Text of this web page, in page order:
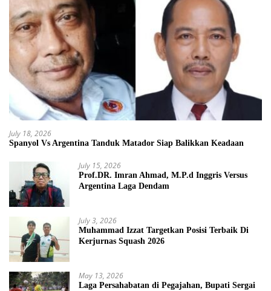
July 18, 2026
Spanyol Vs Argentina Tanduk Matador Siap Balikkan Keadaan
July 15, 2026
Prof.DR. Imran Ahmad, M.P.d Inggris Versus
Argentina Laga Dendam
July 3, 2026
Muhammad Izzat Targetkan Posisi Terbaik Di
Kerjurnas Squash 2026
May 13, 2026
Laga Persahabatan di Pegajahan, Bupati Sergai